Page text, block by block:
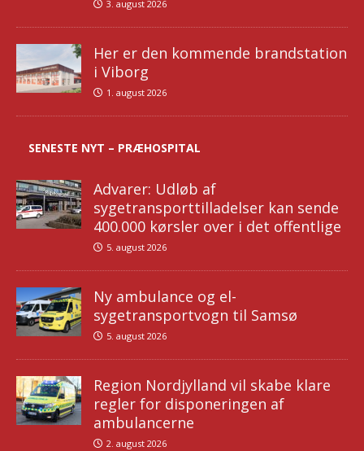
3. august 2026
Her er den kommende brandstation
i Viborg
1. august 2026
SENESTE NYT – PRÆHOSPITAL
Advarer: Udløb af
sygetransporttilladelser kan sende
400.000 kørsler over i det offentlige
5. august 2026
Ny ambulance og el-
sygetransportvogn til Samsø
5. august 2026
Region Nordjylland vil skabe klare
regler for disponeringen af
ambulancerne
2. august 2026